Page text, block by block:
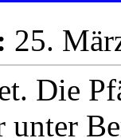
25.
Die
unter